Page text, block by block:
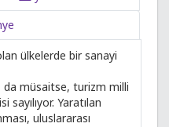
ülkelerde bir sanayi
da müsaitse, turizm milli
sayılıyor. Yaratılan
uluslararası